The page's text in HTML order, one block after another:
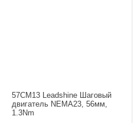
57CM13 Leadshine Шаговый
двигатель NEMA23, 56мм,
1.3Nm